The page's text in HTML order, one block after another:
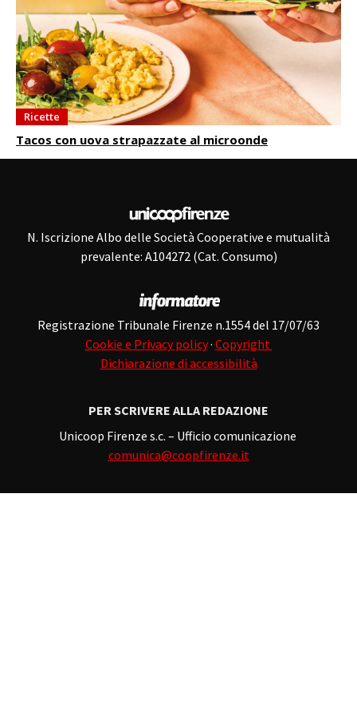
Ricette
Tacos con uova strapazzate al microonde
N. Iscrizione Albo delle Società Cooperative e mutualità
prevalente: A104272 (Cat. Consumo)
Registrazione Tribunale Firenze n.1554 del 17/07/63
Cookie e Privacy policy· Copyright
Dichiarazione di accessibilità
PER SCRIVERE ALLA REDAZIONE
Unicoop Firenze s.c. – Ufficio comunicazione
comunica@coopfirenze.it